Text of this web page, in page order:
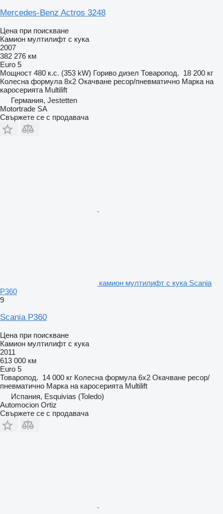
Mercedes-Benz Actros 3248
Цена при поискване
Камион мултилифт с кука
2007
382 276 км
Euro 5
Мощност 480 к.с. (353 kW) Гориво дизел Товаропод. 18 200 кг
Колесна формула 8x2 Окачване ресор/пневматично Марка на
каросерията Multilift
Германия, Jestetten
Motortrade SA
Свържете се с продавача
камион мултилифт с кука Scania
P360
9
Scania P360
Цена при поискване
Камион мултилифт с кука
2011
613 000 км
Euro 5
Товаропод. 14 000 кг Колесна формула 6x2 Окачване ресор/
пневматично Марка на каросерията Multilift
Испания, Esquivias (Toledo)
Automocion Ortiz
Свържете се с продавача